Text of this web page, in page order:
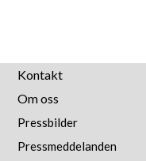
Kontakt
Om oss
Pressbilder
Pressmeddelanden